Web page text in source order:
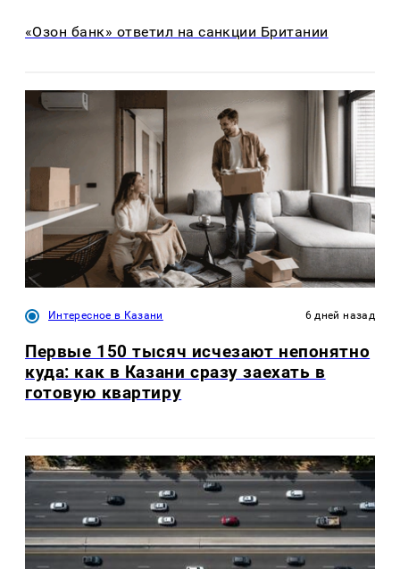
«Озон банк» ответил на санкции Британии
Интересное в Казани 6 дней назад
Первые 150 тысяч исчезают непонятно
куда: как в Казани сразу заехать в
готовую квартиру